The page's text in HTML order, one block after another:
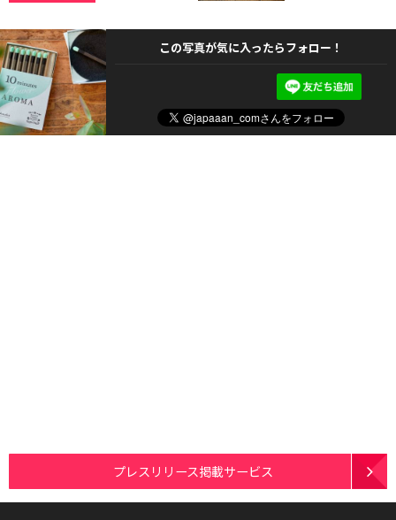
この写真が気に入ったらフォロー！
プレスリリース掲載サービス